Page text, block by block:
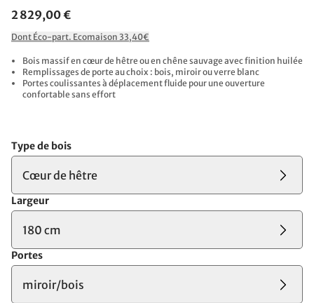
2 829,00 €
Dont Éco-part. Ecomaison 33,40€
Bois massif en cœur de hêtre ou en chêne sauvage avec finition huilée
Remplissages de porte au choix : bois, miroir ou verre blanc
Portes coulissantes à déplacement fluide pour une ouverture
confortable sans effort
Type de bois
Cœur de hêtre
Largeur
180 cm
Portes
miroir/bois